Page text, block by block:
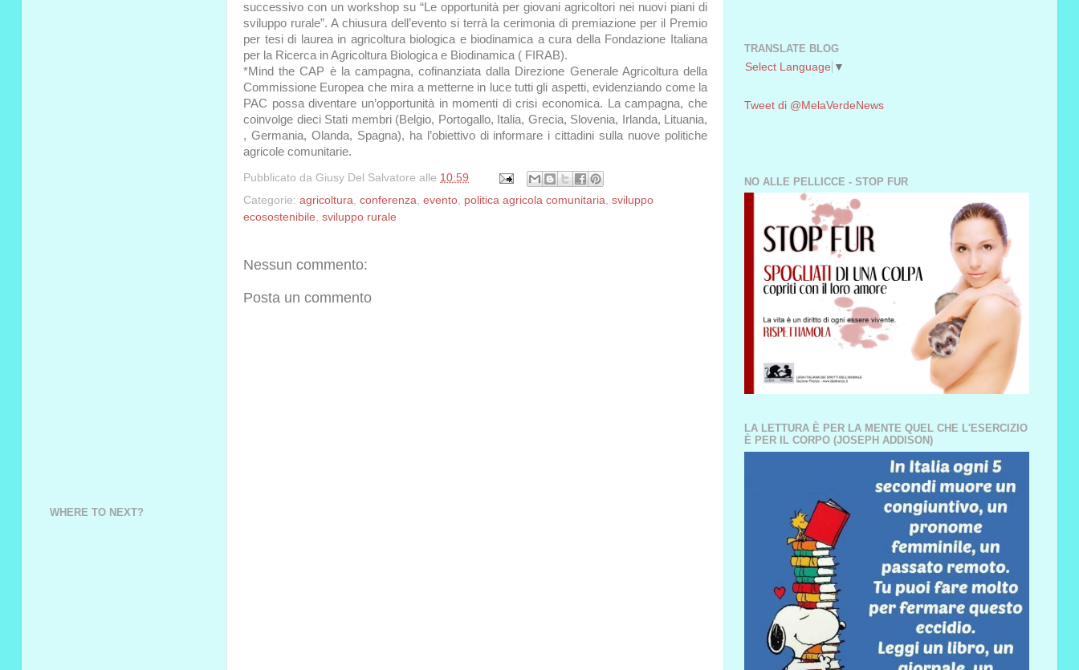
successivo con un workshop su “Le opportunità per giovani agricoltori nei nuovi piani di
sviluppo rurale”. A chiusura dell’evento si terrà la cerimonia di premiazione per il Premio
per tesi di laurea in agricoltura biologica e biodinamica a cura della Fondazione Italiana
per la Ricerca in Agricoltura Biologica e Biodinamica ( FIRAB).
*Mind the CAP è la campagna, cofinanziata dalla Direzione Generale Agricoltura della
Commissione Europea che mira a metterne in luce tutti gli aspetti, evidenziando come la
PAC possa diventare un’opportunità in momenti di crisi economica. La campagna, che
coinvolge dieci Stati membri (Belgio, Portogallo, Italia, Grecia, Slovenia, Irlanda, Lituania,
, Germania, Olanda, Spagna), ha l’obiettivo di informare i cittadini sulla nuove politiche
agricole comunitarie.
Pubblicato da Giusy Del Salvatore alle 10:59
Categorie: agricoltura conferenza evento politica agricola comunitaria sviluppo
ecosostenibile sviluppo rurale
Nessun commento:
Posta un commento
WHERE TO NEXT?
TRANSLATE BLOG
Select Language ▼
Tweet di @MelaVerdeNews
NO ALLE PELLICCE - STOP FUR
LA LETTURA È PER LA MENTE QUEL CHE L'ESERCIZIO
È PER IL CORPO (JOSEPH ADDISON)